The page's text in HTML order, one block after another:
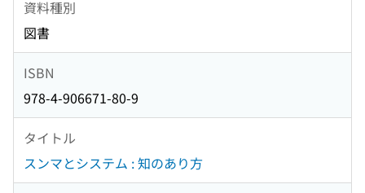
資料種別
図書
ISBN
978-4-906671-80-9
タイトル
スンマとシステム : 知のあり方